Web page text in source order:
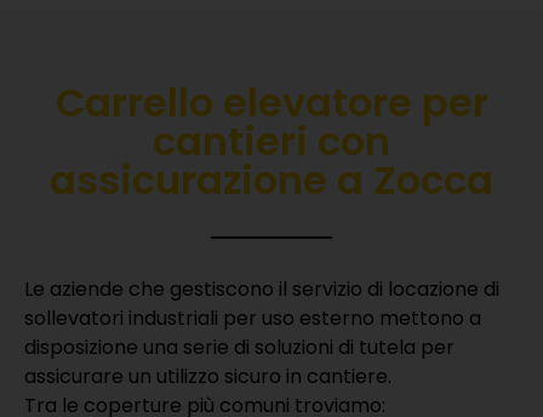
Carrello elevatore per
cantieri con
assicurazione a Zocca
Le aziende che gestiscono il servizio di locazione di
sollevatori industriali per uso esterno mettono a
disposizione una serie di soluzioni di tutela per
assicurare un utilizzo sicuro in cantiere.
Tra le coperture più comuni troviamo: